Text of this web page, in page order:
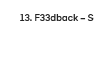
13. F33dback –